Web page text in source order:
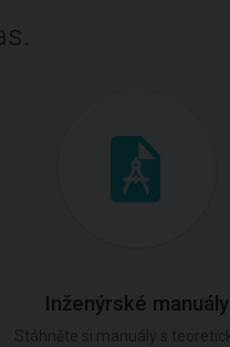
Inženýrské manuály